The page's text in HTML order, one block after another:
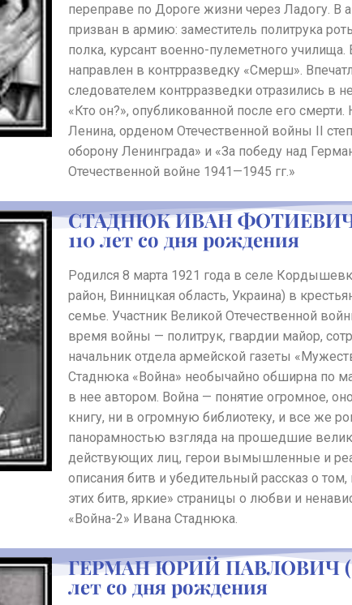
переправе по Дороге жизни через Ладогу. В
призван в армию: заместитель политрука
полка, курсант военно-пулеметного
направлен в контрразведку «Смерш».
следователем контрразведки отразились в
«Кто он?», опубликованной после его
Ленина, орденом Отечественной войны II
оборону Ленинграда» и «За победу над
Отечественной войне 1941—1945 гг.»
СТАДНЮК ИВАН ФОТИЕВИЧ
110 лет со дня рождения
Родился 8 марта 1921 года в селе
район, Винницкая область, Украина) в
семье. Участник Великой Отечественной
время войны — политрук, гвардии майор,
начальник отдела армейской газеты
Стаднюка «Война» необычайно обширна по
в нее автором. Война — понятие огромное,
книгу, ни в огромную библиотеку, и все же
панорамностью взгляда на прошедшие
действующих лиц, герои вымышленные и
описания битв и убедительный рассказ о
этих битв, яркие» страницы о любви и
«Война-2» Ивана Стаднюка.
ГЕРМАН ЮРИЙ ПАВЛОВИЧ
лет со дня рождения